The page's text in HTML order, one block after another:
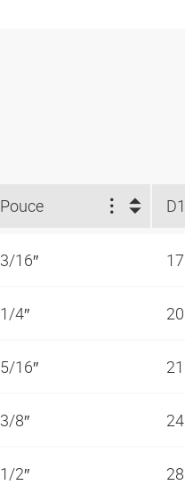
Pouce
3/16″
1/4″
5/16″
3/8″
1/2″